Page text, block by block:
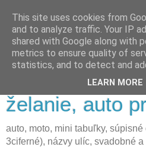
auto moto
tabuliek s
želanie, auto
auto, moto, mini tabuľky,
3ciferné), názvy ulíc, svadobné
This site uses cookies from
and to analyze traffic. Your IP
shared with Google along with
metrics to ensure quality of
statistics, and to detect and
LEARN MORE